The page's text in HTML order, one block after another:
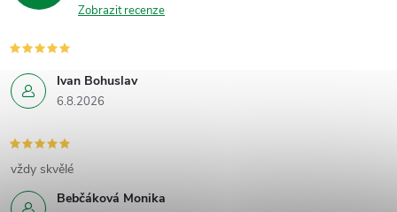
Zobrazit recenze
Ivan Bohuslav
6.8.2026
Bebčáková Monika
vždy skvělé